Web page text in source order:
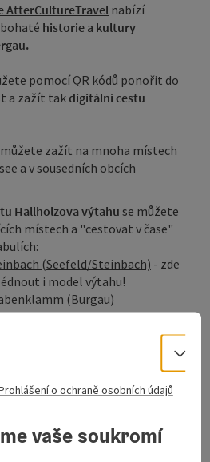
AtterCultureTravel nabízí
historie a kultury
pomocí QR kódů ponořit do
a zažít takdigitální cestu
můžete zažít na mnoha místech
a v sousedních obcích
Hallholzova výtahu se můžete
místech a "cestovat v čase"
(Seefeld/Steinbach) - zde
i model výtahu!
(Burgau)
autobusová zastávka Hallholz-
(Kienklause/Steinbach)
o ochraně osobních údajů
vaše soukromí